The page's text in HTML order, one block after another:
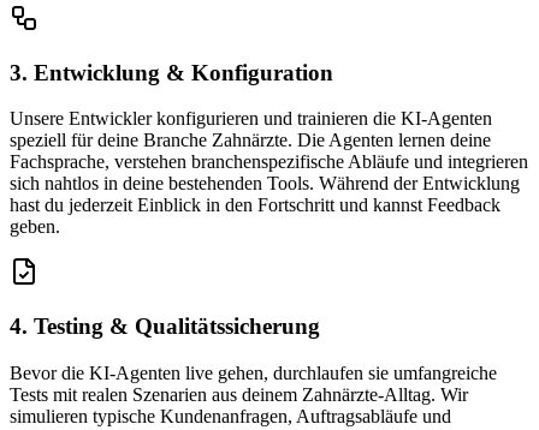
3. Entwicklung & Konfiguration
Unsere Entwickler konfigurieren und trainieren die KI-Agenten
speziell für deine Branche Zahnärzte. Die Agenten lernen deine
Fachsprache, verstehen branchenspezifische Abläufe und integrieren
sich nahtlos in deine bestehenden Tools. Während der Entwicklung
hast du jederzeit Einblick in den Fortschritt und kannst Feedback
geben.
4. Testing & Qualitätssicherung
Bevor die KI-Agenten live gehen, durchlaufen sie umfangreiche
Tests mit realen Szenarien aus deinem Zahnärzte-Alltag. Wir
simulieren typische Kundenanfragen, Auftragsabläufe und